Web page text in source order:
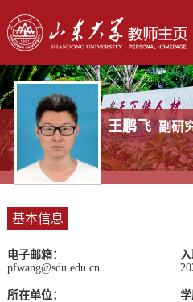
王鹏飞 副研
基本信息
电子邮箱：
pfwang@sdu.edu.cn
入
所在单位：
学